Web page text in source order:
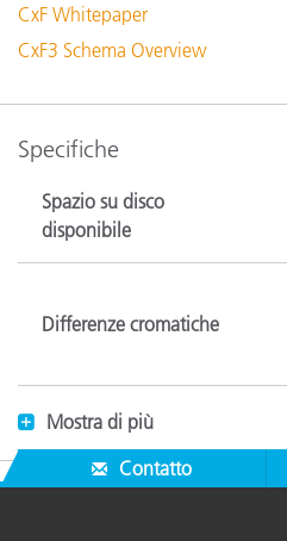
CxF Whitepaper
CxF3 Schema Overview
Specifiche
Spazio su disco
disponibile
Differenze cromatiche
Spazi cromatici
Opzioni di configurazione
Mostra di più
Contatto